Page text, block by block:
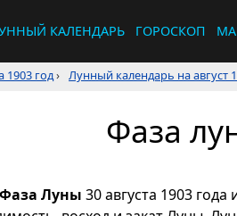
КАЛЕНДАРЬ ГОРОСКОП
1903 год› Лунный календарь на август
Фаза
Фаза Луны 30 августа 1903 года